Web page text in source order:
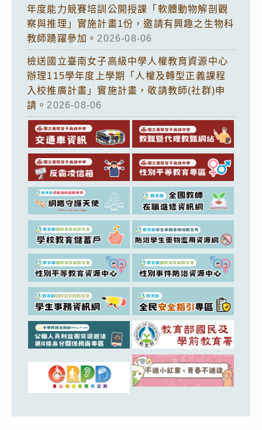
年度能力競賽培訓公開授課「軟體動物解剖觀
察與推理」實施計畫1份，邀請有興趣之生物科
教師踴躍參加。 2026-08-06
檢送國立臺南女子高級中學人權教育資源中心
辦理115學年度上學期「人權及轉型正義課程
入校推廣計畫」實施計畫，敬請教師(社群)申
請。 2026-08-06